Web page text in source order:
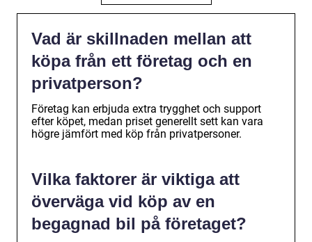
Vad är skillnaden mellan att
köpa från ett företag och en
privatperson?
Företag kan erbjuda extra trygghet och support
efter köpet, medan priset generellt sett kan vara
högre jämfört med köp från privatpersoner.
Vilka faktorer är viktiga att
överväga vid köp av en
begagnad bil på företaget?